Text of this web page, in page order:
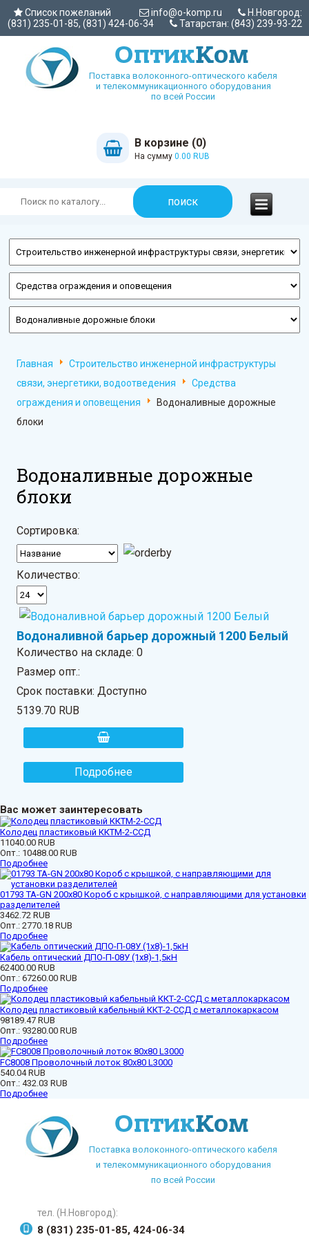
Список пожеланий info@o-komp.ru
Н.Новгород:
(831) 235-01-85, (831) 424-06-34
Татарстан: (843) 239-93-22
Поставка волоконного-оптического кабеля
и телекоммуникационного оборудования
по всей России
В корзине (0)
На сумму 0.00 RUB
Главная
Строительство инженерной инфраструктуры
связи, энергетики, водоотведения
Средства
ограждения и оповещения
Водоналивные дорожные
блоки
Водоналивные дорожные
блоки
Сортировка:
Количество:
Водоналивной барьер дорожный 1200 Белый
Количество на складе:0
Размер опт.:
Срок поставки: Доступно
5139.70 RUB
Подробнее
Вас может заинтересовать
Колодец пластиковый ККТМ-2-ССД
11040.00 RUB
Опт.: 10488.00 RUB
Подробнее
01793 ТА-GN 200x80 Короб с крышкой, с направляющими для установки
разделителей
3462.72 RUB
Опт.: 2770.18 RUB
Подробнее
Кабель оптический ДПО-П-08У (1х8)-1,5кН
62400.00 RUB
Опт.: 67260.00 RUB
Подробнее
Колодец пластиковый кабельный ККТ-2-ССД с металлокаркасом
98189.47 RUB
Опт.: 93280.00 RUB
Подробнее
FC8008 Проволочный лоток 80х80 L3000
540.04 RUB
Опт.: 432.03 RUB
Подробнее
Поставка волоконного-оптического кабеля
и телекоммуникационного оборудования
по всей России
тел. (Н.Новгород):
8 (831) 235-01-85, 424-06-34